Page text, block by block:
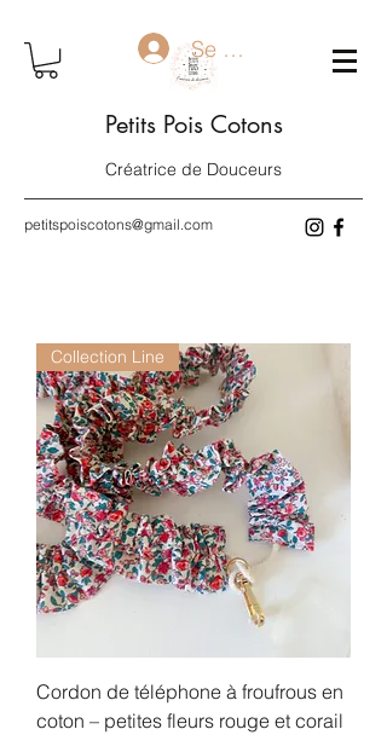
Petits Pois Cotons
Créatrice de Douceurs
petitspoiscotons@gmail.com
Se connecter
Collection Line
Cordon de téléphone à froufrous en
coton – petites fleurs rouge et corail